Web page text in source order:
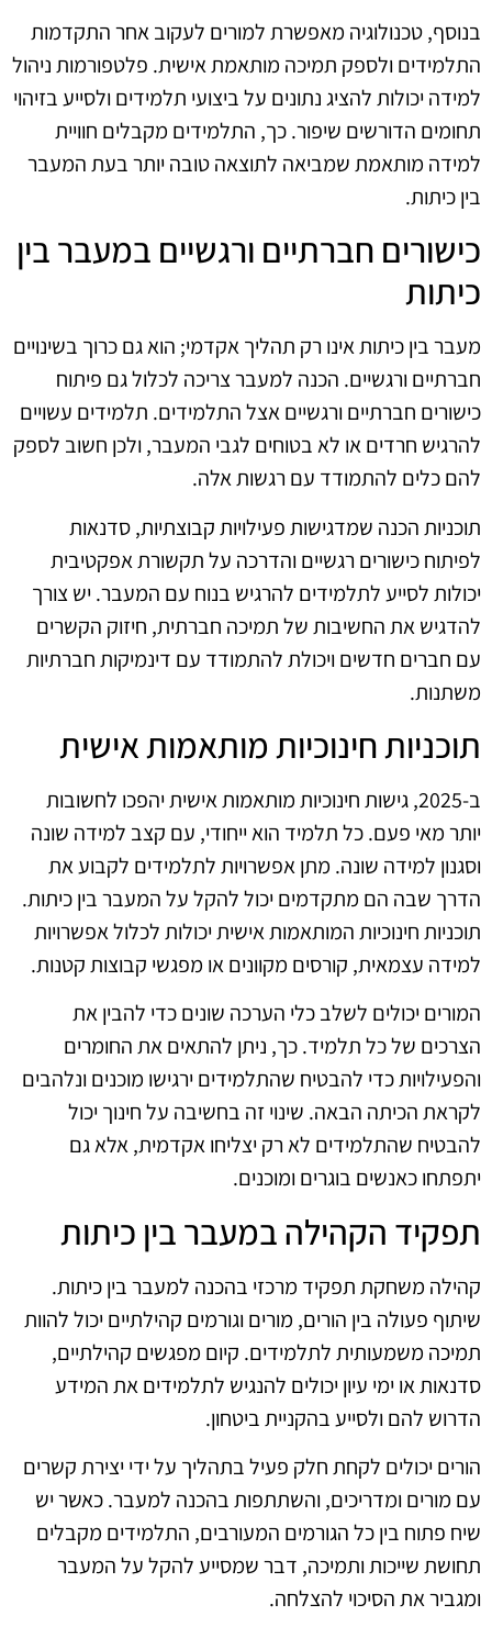
בנוסף, טכנולוגיה מאפשרת למורים לעקוב אחר התקדמות
התלמידים ולספק תמיכה מותאמת אישית. פלטפורמות ניהול
למידה יכולות להציג נתונים על ביצועי תלמידים ולסייע בזיהוי
תחומים הדורשים שיפור. כך, התלמידים מקבלים חוויית
למידה מותאמת שמביאה לתוצאה טובה יותר בעת המעבר
בין כיתות.
כישורים חברתיים ורגשיים במעבר בין
כיתות
מעבר בין כיתות אינו רק תהליך אקדמי; הוא גם כרוך בשינויים
חברתיים ורגשיים. הכנה למעבר צריכה לכלול גם פיתוח
כישורים חברתיים ורגשיים אצל התלמידים. תלמידים עשויים
להרגיש חרדים או לא בטוחים לגבי המעבר, ולכן חשוב לספק
להם כלים להתמודד עם רגשות אלה.
תוכניות הכנה שמדגישות פעילויות קבוצתיות, סדנאות
לפיתוח כישורים רגשיים והדרכה על תקשורת אפקטיבית
יכולות לסייע לתלמידים להרגיש בנוח עם המעבר. יש צורך
להדגיש את החשיבות של תמיכה חברתית, חיזוק הקשרים
עם חברים חדשים ויכולת להתמודד עם דינמיקות חברתיות
משתנות.
תוכניות חינוכיות מותאמות אישית
ב-2025, גישות חינוכיות מותאמות אישית יהפכו לחשובות
יותר מאי פעם. כל תלמיד הוא ייחודי, עם קצב למידה שונה
וסגנון למידה שונה. מתן אפשרויות לתלמידים לקבוע את
הדרך שבה הם מתקדמים יכול להקל על המעבר בין כיתות.
תוכניות חינוכיות המותאמות אישית יכולות לכלול אפשרויות
למידה עצמאית, קורסים מקוונים או מפגשי קבוצות קטנות.
המורים יכולים לשלב כלי הערכה שונים כדי להבין את
הצרכים של כל תלמיד. כך, ניתן להתאים את החומרים
והפעילויות כדי להבטיח שהתלמידים ירגישו מוכנים ונלהבים
לקראת הכיתה הבאה. שינוי זה בחשיבה על חינוך יכול
להבטיח שהתלמידים לא רק יצליחו אקדמית, אלא גם
יתפתחו כאנשים בוגרים ומוכנים.
תפקיד הקהילה במעבר בין כיתות
קהילה משחקת תפקיד מרכזי בהכנה למעבר בין כיתות.
שיתוף פעולה בין הורים, מורים וגורמים קהילתיים יכול להוות
תמיכה משמעותית לתלמידים. קיום מפגשים קהילתיים,
סדנאות או ימי עיון יכולים להנגיש לתלמידים את המידע
הדרוש להם ולסייע בהקניית ביטחון.
הורים יכולים לקחת חלק פעיל בתהליך על ידי יצירת קשרים
עם מורים ומדריכים, והשתתפות בהכנה למעבר. כאשר יש
שיח פתוח בין כל הגורמים המעורבים, התלמידים מקבלים
תחושת שייכות ותמיכה, דבר שמסייע להקל על המעבר
ומגביר את הסיכוי להצלחה.